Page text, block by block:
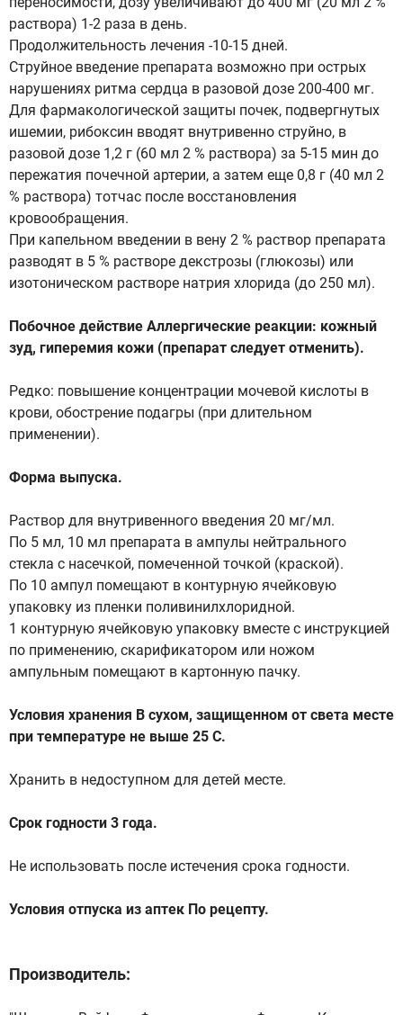
раствора) 1-2 раза в день.
Продолжительность лечения -10-15 дней.
Струйное введение препарата возможно при острых
нарушениях ритма сердца в разовой дозе 200-400 мг.
Для фармакологической защиты почек, подвергнутых
ишемии, рибоксин вводят внутривенно струйно, в
разовой дозе 1,2 г (60 мл 2 % раствора) за 5-15 мин до
пережатия почечной артерии, а затем еще 0,8 г (40 мл 2
% раствора) тотчас после восстановления
кровообращения.
При капельном введении в вену 2 % раствор препарата
разводят в 5 % растворе декстрозы (глюкозы) или
изотоническом растворе натрия хлорида (до 250 мл).
Побочное действие Аллергические реакции: кожный
зуд, гиперемия кожи (препарат следует отменить).
Редко: повышение концентрации мочевой кислоты в
крови, обострение подагры (при длительном
применении).
Форма выпуска.
Раствор для внутривенного введения 20 мг/мл.
По 5 мл, 10 мл препарата в ампулы нейтрального
стекла с насечкой, помеченной точкой (краской).
По 10 ампул помещают в контурную ячейковую
упаковку из пленки поливинилхлоридной.
1 контурную ячейковую упаковку вместе с инструкцией
по применению, скарификатором или ножом
ампульным помещают в картонную пачку.
Условия хранения В сухом, защищенном от света месте
при температуре не выше 25 С.
Хранить в недоступном для детей месте.
Срок годности 3 года.
Не использовать после истечения срока годности.
Условия отпуска из аптек По рецепту.
Производитель: